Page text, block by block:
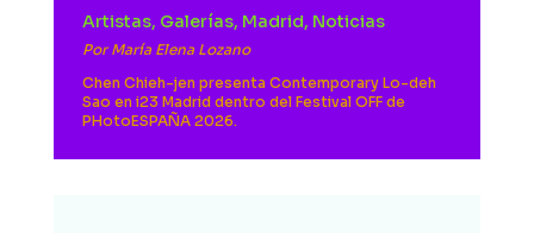
Artistas, Galerías, Madrid, Noticias
PorMaría Elena Lozano
Chen Chieh-jen presenta Contemporary Lo-deh
Sao en i23 Madrid dentro del Festival OFF de
PHotoESPAÑA 2026.